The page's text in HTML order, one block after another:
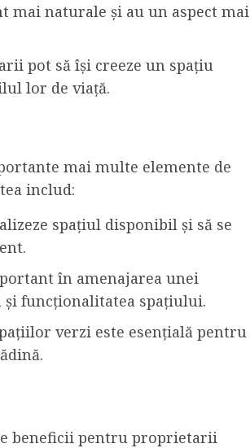
mai naturale și au un aspect mai
pot să își creeze un spațiu
lor de viață.
mai multe elemente de
includ:
spațiul disponibil și să se
în amenajarea unei
și funcționalitatea spațiului.
verzi este esențială pentru
beneficii pentru proprietarii